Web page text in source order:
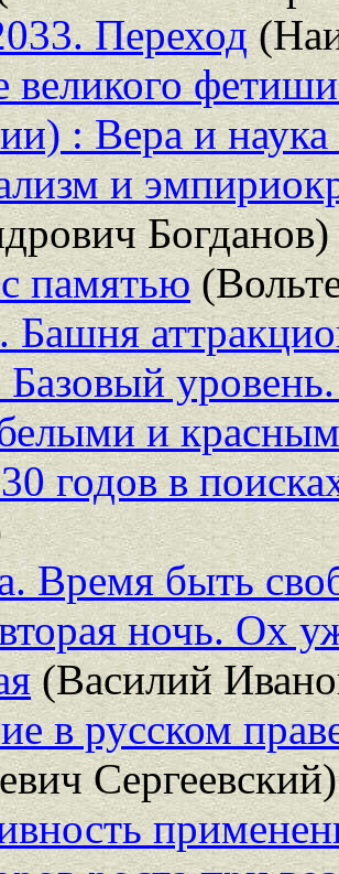
Переход
великого
: Вера и
и
Богданов)
памятью
Башня
и
годов в
Время быть
ночь. Ох
(Василий
в русском
Сергеевский)